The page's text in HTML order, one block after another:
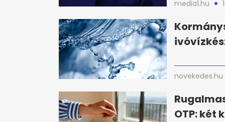
media1.hu
novekedes.hu
OTP: két